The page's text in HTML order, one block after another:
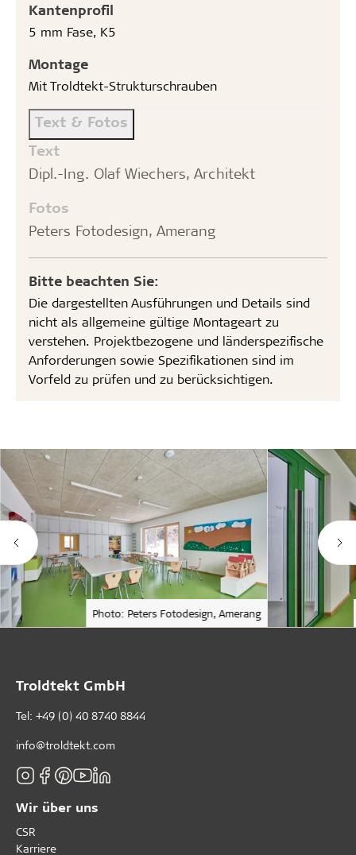
Kantenprofil
5 mm Fase, K5
Montage
Mit Troldtekt-Strukturschrauben
Text & Fotos
Text
Dipl.-Ing. Olaf Wiechers, Architekt
Fotos
Peters Fotodesign, Amerang
Bitte beachten Sie:
Die dargestellten Ausführungen und Details sind
nicht als allgemeine gültige Montageart zu
verstehen. Projektbezogene und länderspezifische
Anforderungen sowie Spezifikationen sind im
Vorfeld zu prüfen und zu berücksichtigen.
Photo: Peters Fotodesign, Amerang
Troldtekt GmbH
Tel: +49 (0) 40 8740 8844
info@troldtekt.com
Wir über uns
CSR
Karriere